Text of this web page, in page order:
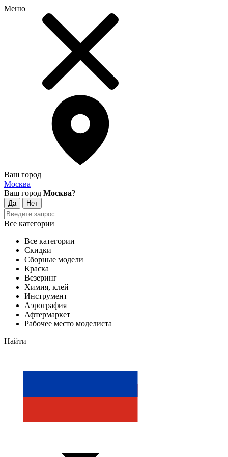
Меню
Ваш город
Москва
Ваш город Москва?
Все категории
Все категории
Скидки
Сборные модели
Краска
Везеринг
Химия, клей
Инструмент
Аэрография
Афтермаркет
Рабочее место моделиста
Найти